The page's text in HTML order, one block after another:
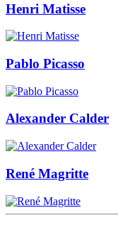
Henri Matisse
Pablo Picasso
Alexander Calder
René Magritte